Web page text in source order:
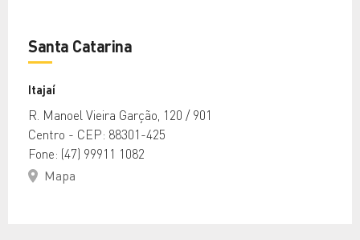
Santa Catarina
Itajaí
R. Manoel Vieira Garção, 120 / 901
Centro - CEP: 88301-425
Fone: (47) 99911 1082
Mapa